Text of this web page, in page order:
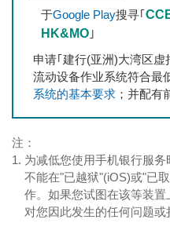
于Google Play搜寻｢
HK&MO ｣
申请｢建行(亚洲)大湾区
流动设备作业系统符合最
系统的基本要求 ；并配有
注：
为减低您使用手机银行服
不能在"已越狱"(iOS)或"已
作。如果您试图在该等装
对您因此发生的任何问题或